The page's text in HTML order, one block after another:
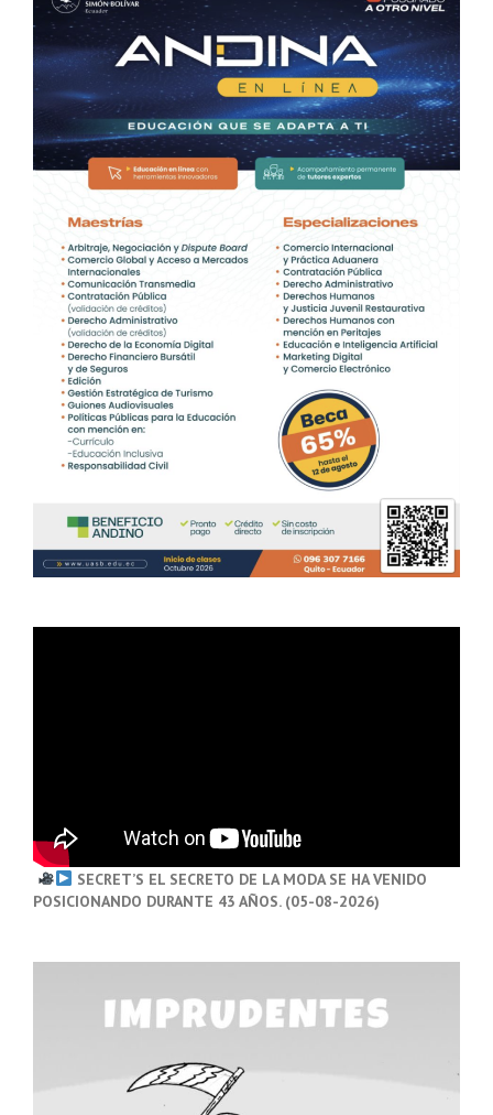
SECRET’S EL SECRETO DE LA MODA SE HA VENIDO
POSICIONANDO DURANTE 43 AÑOS. (05-08-2026)